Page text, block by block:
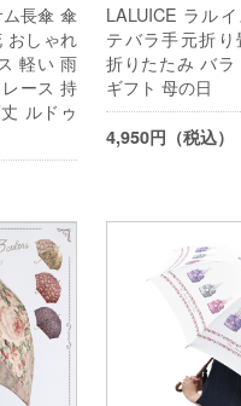
長傘 傘
おしゃれ
軽い 雨
ース 持
ルドゥ
LALUICE ラル
テバラ手元折
折りたたみ バラ
ギフト 母の日
4,950円（税込）